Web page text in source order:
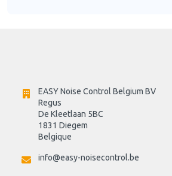
EASY Noise Control Belgium BV
Regus
De Kleetlaan 5BC
1831 Diegem
Belgique
info@easy-noisecontrol.be